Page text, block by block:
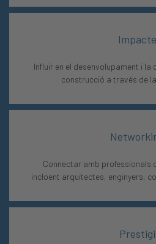
Impacte
Influir en el desenvolupament i
construcció a través de
Connectar amb professionals
incloent arquitectes, enginyers,
Prestigi